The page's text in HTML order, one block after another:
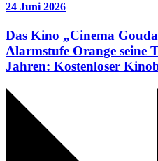
24 Juni 2026
Das Kino „Cinema
Alarmstufe Orange seine
Jahren: Kostenloser